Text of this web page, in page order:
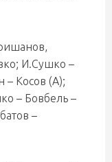
И.Сушко –
– Косов (А);
– Бовбель –
–